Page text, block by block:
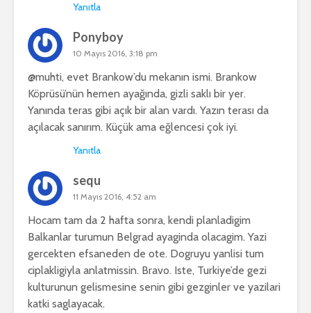
Yanıtla
Ponyboy
10 Mayıs 2016, 3:18 pm
@muhti, evet Brankow’du mekanın ismi. Brankow
Köprüsü’nün hemen ayağında, gizli saklı bir yer.
Yanında teras gibi açık bir alan vardı. Yazın terası da
açılacak sanırım. Küçük ama eğlencesi çok iyi.
Yanıtla
sequ
11 Mayıs 2016, 4:52 am
Hocam tam da 2 hafta sonra, kendi planladigim
Balkanlar turumun Belgrad ayaginda olacagim. Yazi
gercekten efsaneden de ote. Dogruyu yanlisi tum
ciplakligiyla anlatmissin. Bravo. Iste, Turkiye’de gezi
kulturunun gelismesine senin gibi gezginler ve yazilari
katki saglayacak.